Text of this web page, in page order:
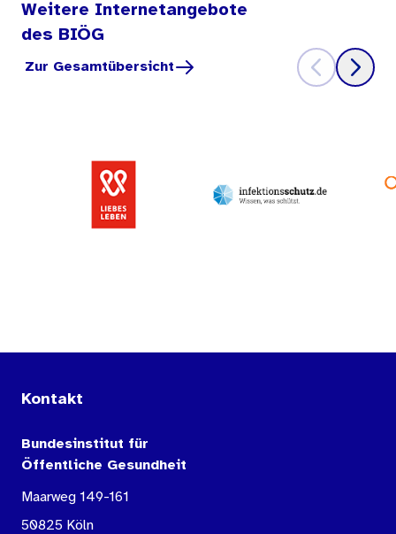
Weitere Internetangebote
des BIÖG
Zur Gesamtübersicht
Kontakt
Bundesinstitut für
Öffentliche Gesundheit
Maarweg 149-161
50825 Köln